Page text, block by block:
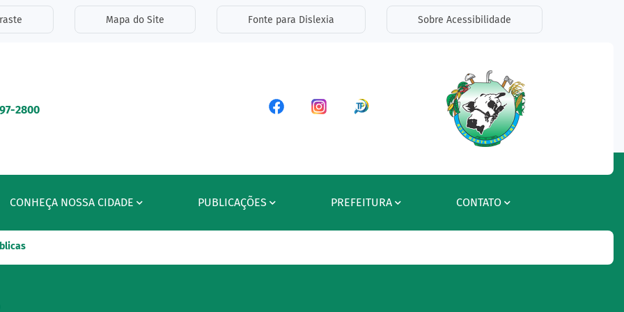
de acessibilidade
Mapa do Site Fonte para Dislexia Sobre Acessibilidade
2800 Acessar a Rede Social Facebook
Acessar a Rede Social Instagram
Acessar a Rede Social Radar
CONHEÇA NOSSA CIDADE PUBLICAÇÕES PREFEITURA CONTATO